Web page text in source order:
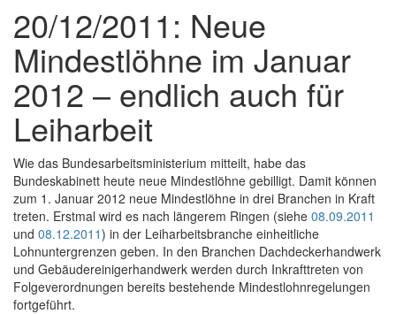
20/12/2011: Neue
Mindestlöhne im Januar
2012 – endlich auch für
Leiharbeit
Wie das Bundesarbeitsministerium mitteilt, habe das
Bundeskabinett heute neue Mindestlöhne gebilligt. Damit können
zum 1. Januar 2012 neue Mindestlöhne in drei Branchen in Kraft
treten. Erstmal wird es nach längerem Ringen (siehe 08.09.2011
und 08.12.2011) in der Leiharbeitsbranche einheitliche
Lohnuntergrenzen geben. In den Branchen Dachdeckerhandwerk
und Gebäudereinigerhandwerk werden durch Inkrafttreten von
Folgeverordnungen bereits bestehende Mindestlohnregelungen
fortgeführt.